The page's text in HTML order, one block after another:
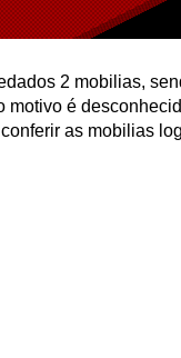
2 mobilias,
motivo é
as mobilias